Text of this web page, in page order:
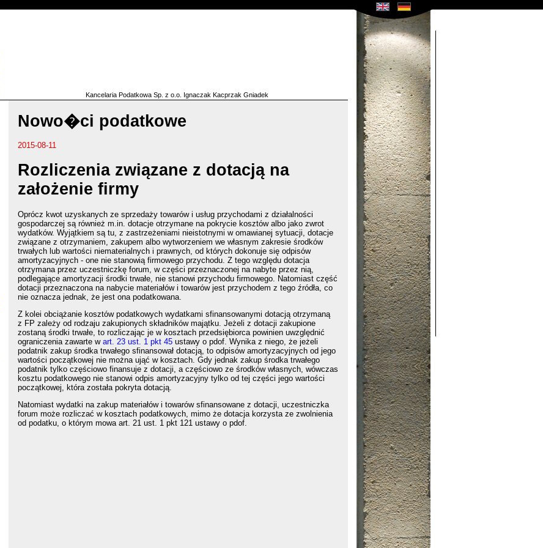
Kancelaria Podatkowa Sp. z o.o. Ignaczak Kacprzak Gniadek
Nowo�ci podatkowe
2015-08-11
Rozliczenia związane z dotacją na
założenie firmy
Oprócz kwot uzyskanych ze sprzedaży towarów i usług przychodami z działalności
gospodarczej są również m.in. dotacje otrzymane na pokrycie kosztów albo jako zwrot
wydatków. Wyjątkiem są tu, z zastrzeżeniami nieistotnymi w omawianej sytuacji, dotacje
związane z otrzymaniem, zakupem albo wytworzeniem we własnym zakresie środków
trwałych lub wartości niematerialnych i prawnych, od których dokonuje się odpisów
amortyzacyjnych - one nie stanowią firmowego przychodu. Z tego względu dotacja
otrzymana przez uczestniczkę forum, w części przeznaczonej na nabyte przez nią,
podlegające amortyzacji środki trwałe, nie stanowi przychodu firmowego. Natomiast część
dotacji przeznaczona na nabycie materiałów i towarów jest przychodem z tego źródła, co
nie oznacza jednak, że jest ona podatkowana.
Z kolei obciążanie kosztów podatkowych wydatkami sfinansowanymi dotacją otrzymaną
z FP zależy od rodzaju zakupionych składników majątku. Jeżeli z dotacji zakupione
zostaną środki trwałe, to rozliczając je w kosztach przedsiębiorca powinien uwzględnić
ograniczenia zawarte w art. 23 ust. 1 pkt 45 ustawy o pdof. Wynika z niego, że jeżeli
podatnik zakup środka trwałego sfinansował dotacją, to odpisów amortyzacyjnych od jego
wartości początkowej nie można ująć w kosztach. Gdy jednak zakup środka trwałego
podatnik tylko częściowo finansuje z dotacji, a częściowo ze środków własnych, wówczas
kosztu podatkowego nie stanowi odpis amortyzacyjny tylko od tej części jego wartości
początkowej, która została pokryta dotacją.
Natomiast wydatki na zakup materiałów i towarów sfinansowane z dotacji, uczestniczka
forum może rozliczać w kosztach podatkowych, mimo że dotacja korzysta ze zwolnienia
od podatku, o którym mowa art. 21 ust. 1 pkt 121 ustawy o pdof.